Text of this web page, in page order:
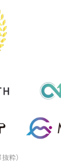
粋）